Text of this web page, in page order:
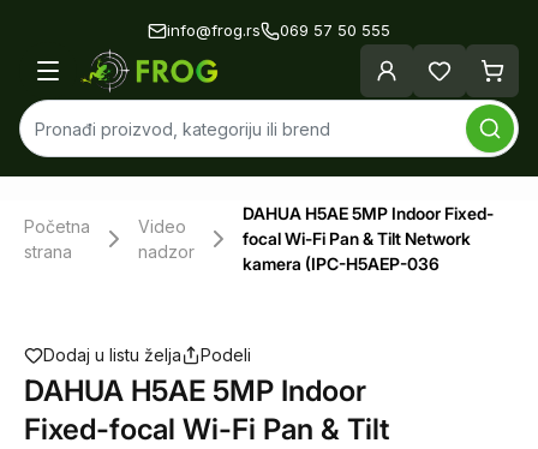
info@frog.rs 069 57 50 555
Početna
strana
Video
nadzor
DAHUA H5AE 5MP Indoor Fixed-
focal Wi-Fi Pan & Tilt Network
kamera (IPC-H5AEP-036
Dodaj u listu želja Podeli
DAHUA H5AE 5MP Indoor
Fixed-focal Wi-Fi Pan & Tilt